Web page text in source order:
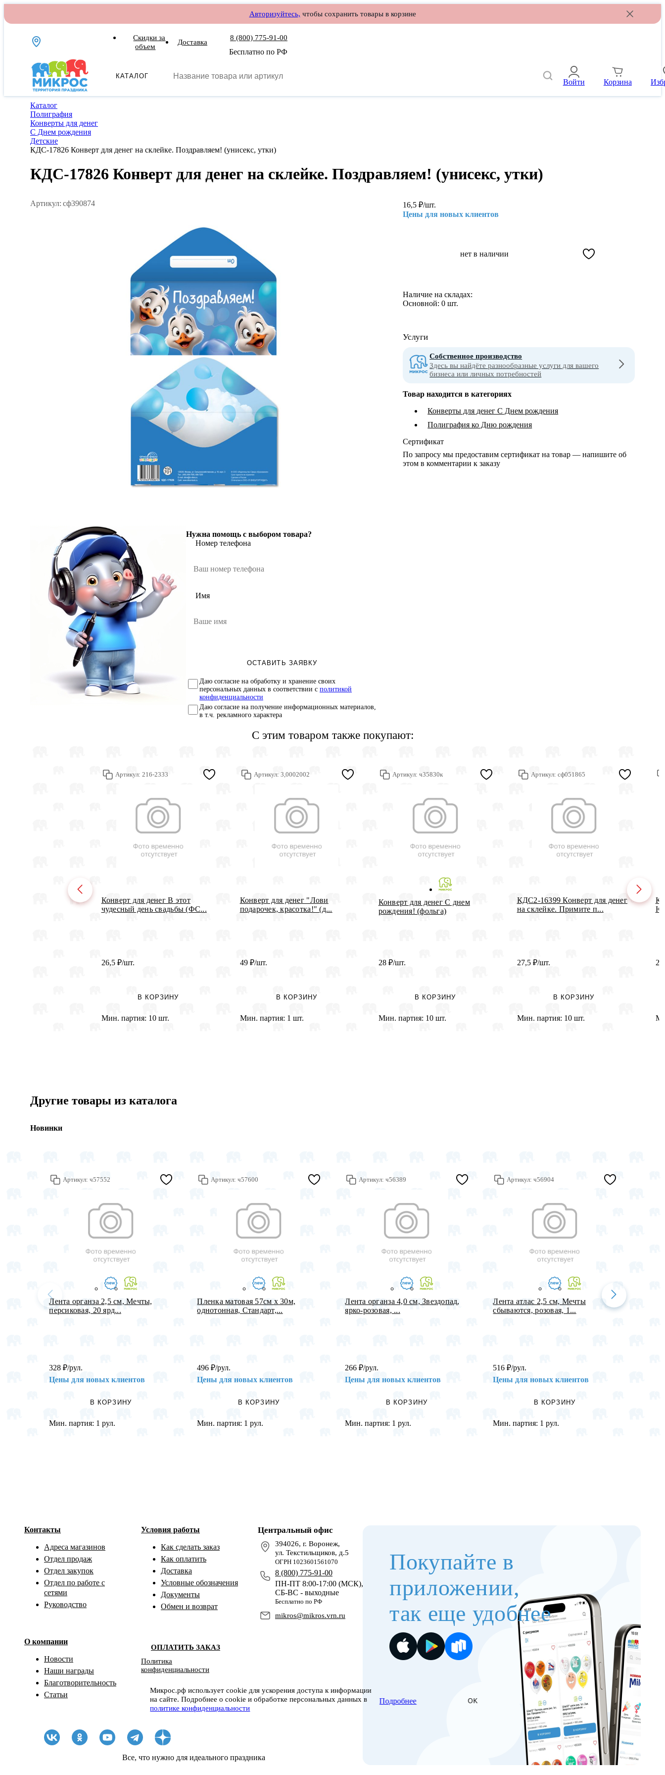
Авторизуйтесь, чтобы сохранить товары в корзине
Скидки за
объем
Доставка
8 (800) 775-91-00
Бесплатно по РФ
КАТАЛОГ
Войти Корзина
Каталог
Полиграфия
Конверты для денег
С Днем рождения
Детские
КДС-17826 Конверт для денег на склейке. Поздравляем! (унисекс, утки)
КДС-17826 Конверт для денег на склейке. Поздравляем! (унисекс, утки)
Артикул: сф390874
Нужна помощь с выбором товара?
Номер телефона
Имя
ОСТАВИТЬ ЗАЯВКУ
Даю согласие на обработку и хранение своих
персональных данных в соответствии с политикой
конфиденциальности
Даю согласие на получение информационных материалов,
в т.ч. рекламного характера
16,5₽/шт.
Цены для новых клиентов
нет в наличии
Наличие на складах:
Основной:0 шт.
Услуги
Собственное производство
Здесь вы найдёте разнообразные услуги для вашего
бизнеса или личных потребностей
Товар находится в категориях
Конверты для денег С Днем рождения
Полиграфия ко Дню рождения
Сертификат
По запросу мы предоставим сертификат на товар — напишите об
этом в комментарии к заказу
С этим товаром также покупают:
Артикул: 216-2333
Конверт для денег В этот
чудесный день свадьбы (ФС...
26,5 ₽/шт.
В КОРЗИНУ
Мин. партия: 10 шт.
Артикул: 3,0002002
Конверт для денег "Лови
подарочек, красотка!" (д...
49 ₽/шт.
В КОРЗИНУ
Мин. партия: 1 шт.
Артикул: ч35830к
Конверт для денег С днем
рождения! (фольга)
28 ₽/шт.
В КОРЗИНУ
Мин. партия: 10 шт.
Артикул: сф051865
КДС2-16399 Конверт для денег
на склейке. Примите п...
27,5 ₽/шт.
В КОРЗИНУ
Мин. партия: 10 шт.
29
Другие товары из каталога
Новинки
Артикул: ч57552
Лента органза 2,5 см, Мечты,
персиковая, 20 ярд...
328₽/рул.
Цены для новых клиентов
В КОРЗИНУ
Мин. партия: 1 рул.
Артикул: ч57600
Пленка матовая 57см х 30м,
однотонная, Стандарт,...
496₽/рул.
Цены для новых клиентов
В КОРЗИНУ
Мин. партия: 1 рул.
Артикул: ч56389
Лента органза 4,0 см, Звездопад,
ярко-розовая, ...
266₽/рул.
Цены для новых клиентов
В КОРЗИНУ
Мин. партия: 1 рул.
Артикул: ч56904
Лента атлас 2,5 см, Мечты
сбываются, розовая, 1...
516₽/рул.
Цены для новых клиентов
В КОРЗИНУ
Мин. партия: 1 рул.
Микрос.рф использует cookie для ускорения доступа к информации
на сайте. Подробнее о cookie и обработке персональных данных в
политике конфиденциальности
Подробнее OK
Центральный офис
394026, г. Воронеж,
ул. Текстильщиков, д.5
ОГРН 1023601561070
8 (800) 775-91-00
ПН-ПТ 8:00-17:00 (МСК),
СБ-ВС - выходные
Бесплатно по РФ
mikros@mikros.vrn.ru
Контакты
Адреса магазинов
Отдел продаж
Отдел закупок
Отдел по работе с
сетями
Руководство
О компании
Новости
Наши награды
Благотворительность
Статьи
Условия работы
Как сделать заказ
Как оплатить
Доставка
Условные обозначения
Документы
Обмен и возврат
ОПЛАТИТЬ ЗАКАЗ
Политика
конфиденциальности
Все, что нужно для идеального праздника
Покупайте в
приложении,
так еще удобнее